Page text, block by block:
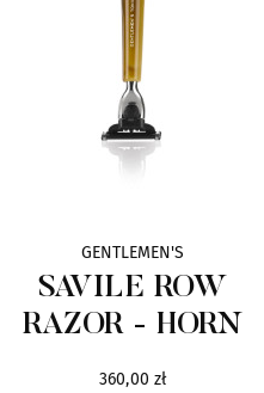
GENTLEMEN'S
SAVILE ROW
RAZOR - HORN
360,00 zł